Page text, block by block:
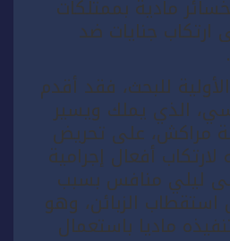
مادية بممتلكات
ارتكاب جنايات ضد
للبحث، فقد أقدم
الذي يملك ويسير
مراكش، على تحريض
أفعال إجرامية
ليلي منافس بسبب
الزبائن، وهو
ماديا باستعمال